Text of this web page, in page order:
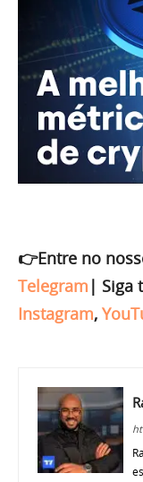
👉Entre no
Telegram | Siga
Instagram,